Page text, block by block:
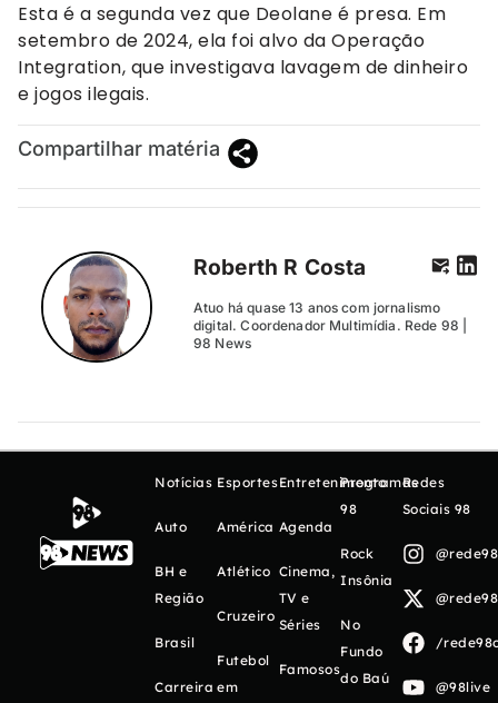
Esta é a segunda vez que Deolane é presa. Em
setembro de 2024, ela foi alvo da Operação
Integration, que investigava lavagem de dinheiro
e jogos ilegais.
Compartilhar matéria
Roberth R Costa
Atuo há quase 13 anos com jornalismo
digital. Coordenador Multimídia. Rede 98 |
98 News
Notícias
Auto
BH e
Região
Brasil
Carreira
Esportes
América
Atlético
Cruzeiro
Futebol
em
Entretenimento
Agenda
Cinema,
TV e
Séries
Famosos
Programas
98
Rock
Insônia
No
Fundo
do Baú
Redes
Sociais 98
/
@98live